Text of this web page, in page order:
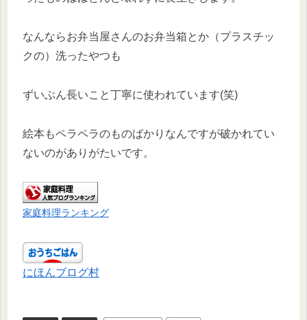
なんならお弁当屋さんのお弁当箱とか（プラスチッ
クの）洗ったやつも
ずいぶん長いこと丁寧に使われています(笑)
絵本もペラペラのものばかりなんですが破かれてい
ないのがありがたいです。
家庭料理ランキング
にほんブログ村